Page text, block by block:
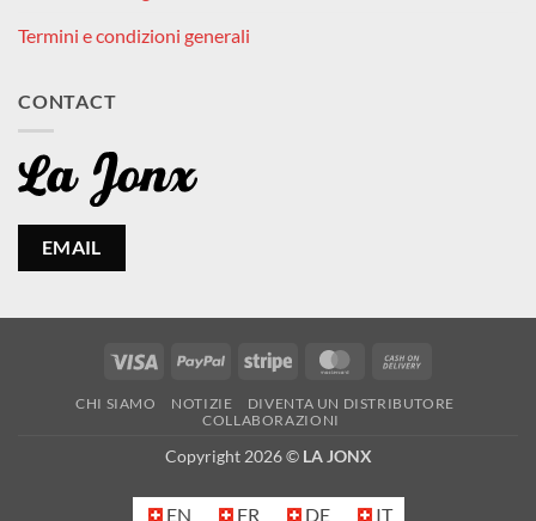
Termini e condizioni generali
CONTACT
EMAIL
Visa PayPal Stripe MasterCard
Delivery
CHI SIAMO NOTIZIE
DIVENTA UN DISTRIBUTORE
COLLABORAZIONI
Copyright 2026 © LA JONX
EN FR DE IT